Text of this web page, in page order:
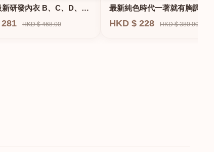
研發內衣 B、C、D、
養脂術系列
HKD $ 468.00
最新純色時代一著就有胸調整
衣-專治小胸 蝴蝶肌位矯正型內
HKD $ 228 HKD $ 380.00